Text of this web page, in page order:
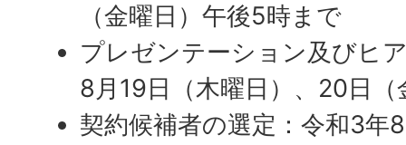
（金曜日）午後5時まで
プレゼンテーション及びヒ
8月19日（木曜日）、20日（
契約候補者の選定：令和3年